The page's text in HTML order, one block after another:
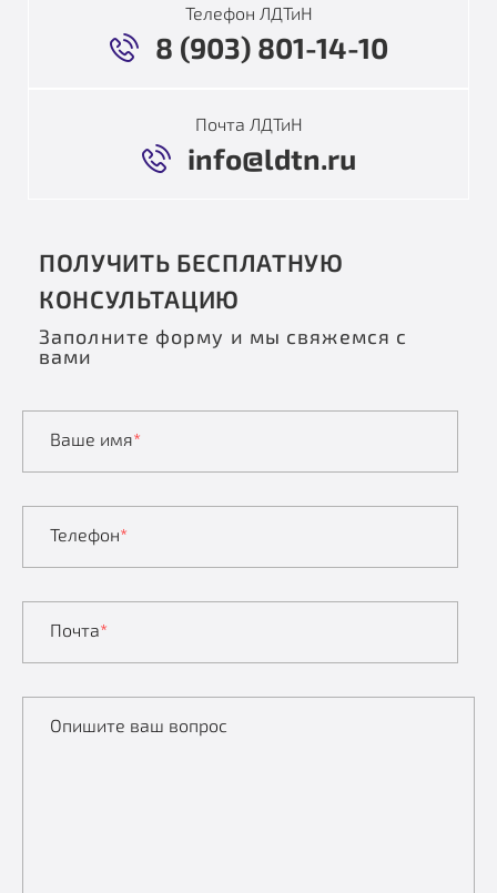
Телефон ЛДТиН
8 (903) 801-14-10
Почта ЛДТиН
info@ldtn.ru
ПОЛУЧИТЬ БЕСПЛАТНУЮ
КОНСУЛЬТАЦИЮ
Заполните форму и мы свяжемся с
вами
Ваше имя*
Телефон*
Почта*
Опишите ваш вопрос